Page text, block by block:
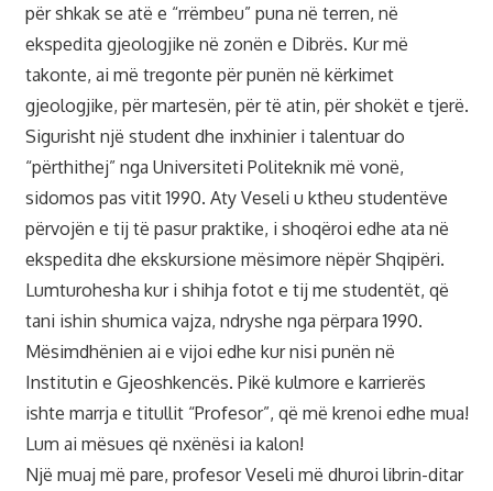
për shkak se atë e “rrëmbeu” puna në terren, në
ekspedita gjeologjike në zonën e Dibrës. Kur më
takonte, ai më tregonte për punën në kërkimet
gjeologjike, për martesën, për të atin, për shokët e tjerë.
Sigurisht një student dhe inxhinier i talentuar do
“përthithej” nga Universiteti Politeknik më vonë,
sidomos pas vitit 1990. Aty Veseli u ktheu studentëve
përvojën e tij të pasur praktike, i shoqëroi edhe ata në
ekspedita dhe ekskursione mësimore nëpër Shqipëri.
Lumturohesha kur i shihja fotot e tij me studentët, që
tani ishin shumica vajza, ndryshe nga përpara 1990.
Mësimdhënien ai e vijoi edhe kur nisi punën në
Institutin e Gjeoshkencës. Pikë kulmore e karrierës
ishte marrja e titullit “Profesor”, që më krenoi edhe mua!
Lum ai mësues që nxënësi ia kalon!
Një muaj më pare, profesor Veseli më dhuroi librin-ditar